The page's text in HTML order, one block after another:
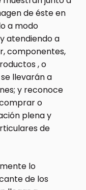
de éste en
a modo
atendiendo a
componentes,
, o
llevarán a
y reconoce
o
plena y
de
lo
de los